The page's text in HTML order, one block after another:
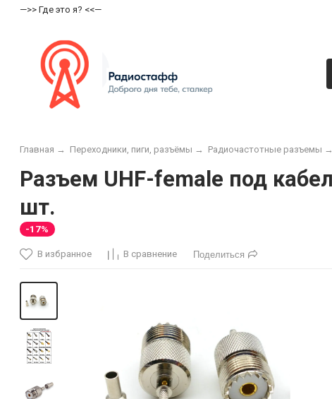
—>> Где это я? <<—
Главная → Переходники, пиги, разъёмы → Радиочастотные разъемы →
Разъем UHF-female под
шт.
-17%
В избранное В сравнение Поделиться